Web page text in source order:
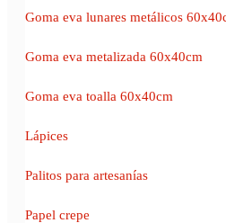
Goma eva lunares metálicos
Goma eva metalizada 60x40cm
Goma eva toalla 60x40cm
Lápices
Palitos para artesanías
Papel crepe